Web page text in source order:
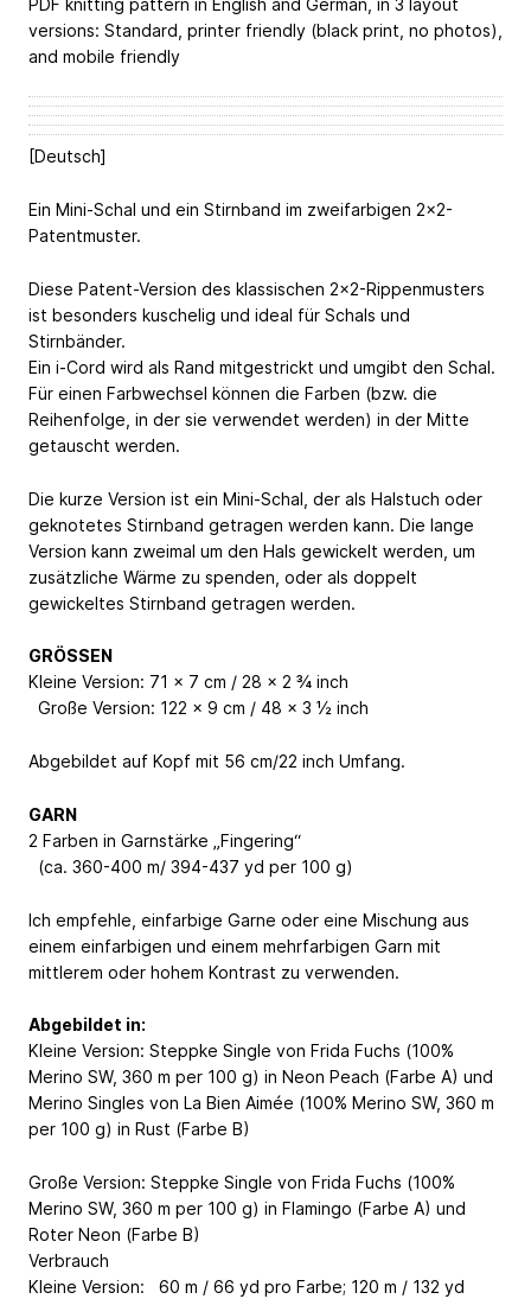
versions: Standard, printer friendly (black print, no photos),
and mobile friendly
[Deutsch]
Ein Mini-Schal und ein Stirnband im zweifarbigen 2x2-
Patentmuster.
Diese Patent-Version des klassischen 2x2-Rippenmusters
ist besonders kuschelig und ideal für Schals und
Stirnbänder.
Ein i-Cord wird als Rand mitgestrickt und umgibt den Schal.
Für einen Farbwechsel können die Farben (bzw. die
Reihenfolge, in der sie verwendet werden) in der Mitte
getauscht werden.
Die kurze Version ist ein Mini-Schal, der als Halstuch oder
geknotetes Stirnband getragen werden kann. Die lange
Version kann zweimal um den Hals gewickelt werden, um
zusätzliche Wärme zu spenden, oder als doppelt
gewickeltes Stirnband getragen werden.
GRÖSSEN
Kleine Version: 71 x 7 cm / 28 x 2 ¾ inch
Große Version: 122 x 9 cm / 48 x 3 ½ inch
Abgebildet auf Kopf mit 56 cm/22 inch Umfang.
GARN
2 Farben in Garnstärke „Fingering“
(ca. 360-400 m/ 394-437 yd per 100 g)
Ich empfehle, einfarbige Garne oder eine Mischung aus
einem einfarbigen und einem mehrfarbigen Garn mit
mittlerem oder hohem Kontrast zu verwenden.
Abgebildet in:
Kleine Version: Steppke Single von Frida Fuchs (100%
Merino SW, 360 m per 100 g) in Neon Peach (Farbe A) und
Merino Singles von La Bien Aimée (100% Merino SW, 360 m
per 100 g) in Rust (Farbe B)
Große Version: Steppke Single von Frida Fuchs (100%
Merino SW, 360 m per 100 g) in Flamingo (Farbe A) und
Roter Neon (Farbe B)
Verbrauch
Kleine Version: 60 m / 66 yd pro Farbe; 120 m / 132 yd